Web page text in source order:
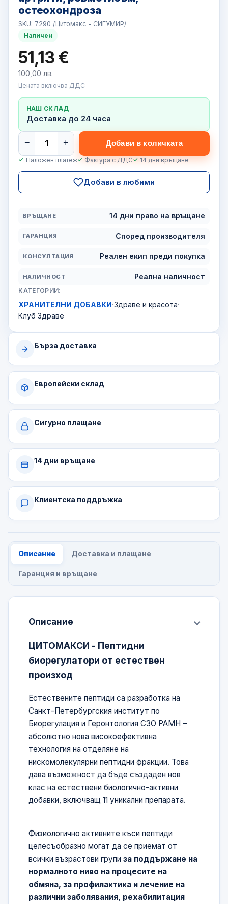
остеохондроза
SKU: 7290 /Цитомакс - СИГУМИР/
Наличен
51,13 €
100,00 лв.
Цената включва ДДС
НАШ СКЛАД
Доставка до 24 часа
− + Добави в количката
Наложен платеж Фактура с ДДС 14 дни връщане
Добави в любими
ВРЪЩАНЕ 14 дни право на връщане
ГАРАНЦИЯ Според производителя
КОНСУЛТАЦИЯ Реален екип преди покупка
НАЛИЧНОСТ Реална наличност
КАТЕГОРИИ:
ХРАНИТЕЛНИ ДОБАВКИ·Здраве и красота·
Клуб Здраве
Бърза доставка
Европейски склад
Сигурно плащане
14 дни връщане
Клиентска поддръжка
Описание Доставка и плащане
Гаранция и връщане
Описание
ЦИТОМАКСИ - Пептидни
биорегулатори от естествен
произход
Естествените пептиди са разработка на
Санкт-Петербургския институт по
Биорегулация и Геронтология СЗО РАМН –
абсолютно нова високоефективна
технология на отделяне на
нискомолекулярни пептидни фракции. Това
дава възможност да бъде създаден нов
клас на естествени биологично-активни
добавки, включващ 11 уникални препарата.
Физиологично активните къси пептиди
целесъобразно могат да се приемат от
всички възрастови групиза поддържане на
нормалното ниво на процесите на
обмяна, за профилактика и лечение на
различни заболявания, рехабилитация